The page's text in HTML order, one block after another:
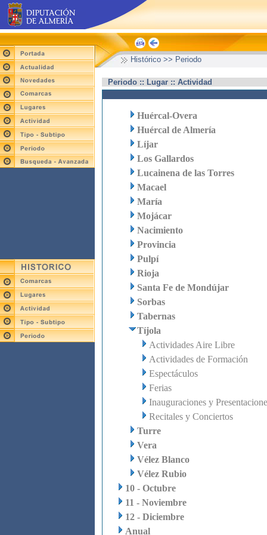
Histórico >> Periodo
Periodo :: Lugar :: Actividad
Huércal-Overa
Huércal de Almería
Líjar
Los Gallardos
Lucainena de las Torres
Macael
María
Mojácar
Nacimiento
Provincia
Pulpí
Rioja
Santa Fe de Mondújar
Sorbas
Tabernas
Tíjola
Actividades Aire Libre
Actividades de Formación
Espectáculos
Ferias
Inauguraciones y
Recitales y Conciertos
Turre
Vera
Vélez Blanco
Vélez Rubio
10 - Octubre
11 - Noviembre
12 - Diciembre
Anual